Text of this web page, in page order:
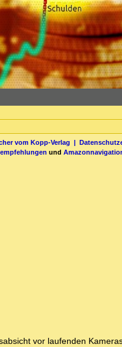
vom Kopp-Verlag |
und
vor laufenden